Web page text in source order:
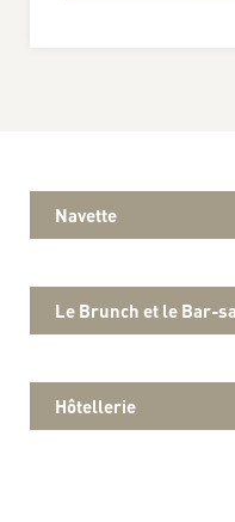
Navette
Le Brunch et le Bar-
Hôtellerie